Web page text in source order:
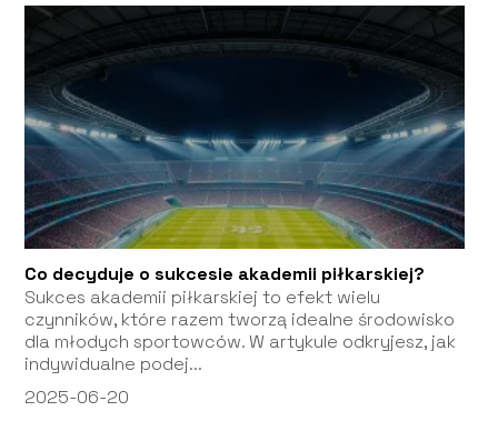
Co decyduje o sukcesie akademii piłkarskiej?
Sukces akademii piłkarskiej to efekt wielu
czynników, które razem tworzą idealne środowisko
dla młodych sportowców. W artykule odkryjesz, jak
indywidualne podej...
2025-06-20